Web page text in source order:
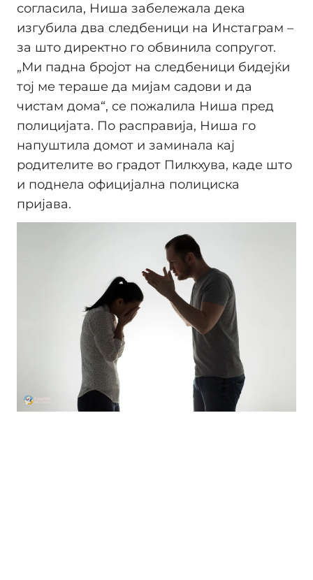
согласила, Ниша забележала дека
изгубила два следбеници на Инстаграм –
за што директно го обвинила сопругот.
„Ми падна бројот на следбеници бидејќи
тој ме тераше да мијам садови и да
чистам дома“, се пожалила Ниша пред
полицијата. По расправија, Ниша го
напуштила домот и заминала кај
родителите во градот Пилкхува, каде што
и поднела официјална полициска
пријава.